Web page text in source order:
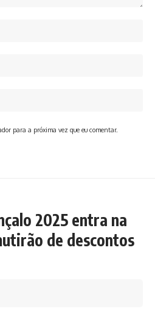
para a próxima vez que eu comentar.
2025 entra na
de descontos